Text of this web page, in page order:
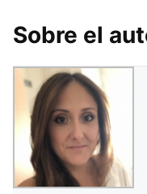
Sobre el